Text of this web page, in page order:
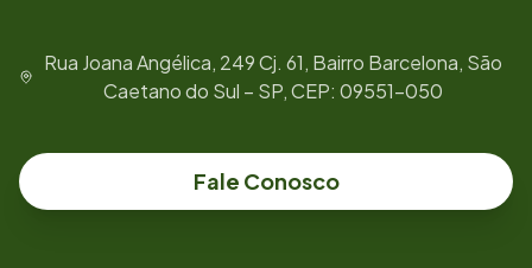
Rua Joana Angélica, 249 Cj. 61, Bairro Barcelona, São
Caetano do Sul – SP, CEP: 09551-050
Fale Conosco